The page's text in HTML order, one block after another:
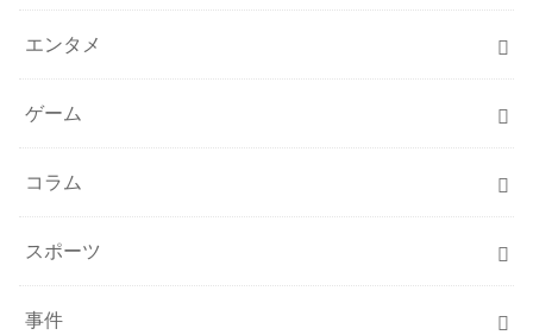
エンタメ
ゲーム
コラム
スポーツ
事件